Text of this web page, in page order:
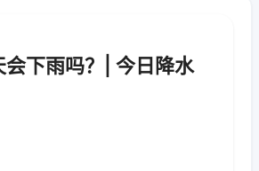
会下雨吗？| 今日降水